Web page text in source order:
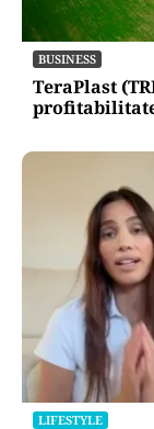
BUSINESS
TeraPlast
LIFESTYLE